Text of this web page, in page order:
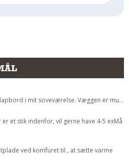
i mit soveværelse. Væggen er mu...
et stik indenfor, vil gerne have 4-5 exMå
ved komfuret til , at sætte varme